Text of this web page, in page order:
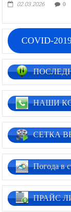
02.03.2026 0
COVID-
НАШИ
СЕТКА
Погода в
ПРАЙС